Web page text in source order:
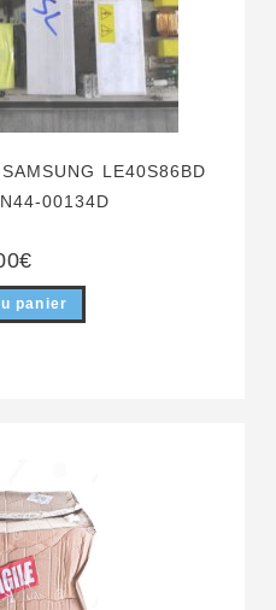
LE40S86BD
00134D
€
panier